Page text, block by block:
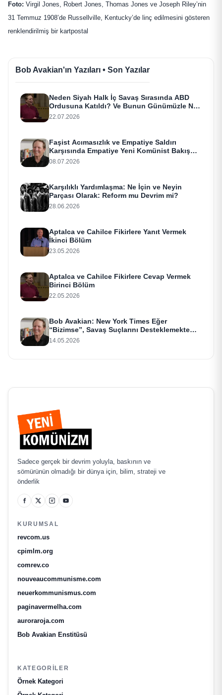
Foto: Virgil Jones, Robert Jones, Thomas Jones ve Joseph Riley’nin
31 Temmuz 1908’de Russellville, Kentucky’de linç edilmesini gösteren
renklendirilmiş bir kartpostal
Bob Avakian'ın Yazıları • Son Yazılar
Neden Siyah Halk İç Savaş Sırasında ABD
Ordusuna Katıldı? Ve Bunun Günümüzle Ne
Alakası Var?
22.07.2026
Faşist Acımasızlık ve Empatiye Saldırı
Karşısında Empatiye Yeni Komünist Bakış
Açısı
08.07.2026
Karşılıklı Yardımlaşma: Ne İçin ve Neyin
Parçası Olarak: Reform mu Devrim mi?
28.06.2026
Aptalca ve Cahilce Fikirlere Yanıt Vermek
İkinci Bölüm
23.05.2026
Aptalca ve Cahilce Fikirlere Cevap Vermek
Birinci Bölüm
22.05.2026
Bob Avakian: New York Times Eğer
“Bizimse”, Savaş Suçlarını Desteklemekte
Israr Ediyor
14.05.2026
Sadece gerçek bir devrim yoluyla, baskının ve
sömürünün olmadığı bir dünya için, bilim, strateji ve
önderlik
KURUMSAL
revcom.us
cpimlm.org
comrev.co
nouveaucommunisme.com
neuerkommunismus.com
paginavermelha.com
auroraroja.com
Bob Avakian Enstitüsü
KATEGORILER
Örnek Kategori